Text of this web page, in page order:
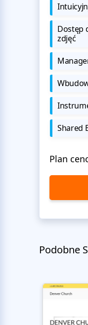
Dostęp
zdjęć
Shared
Plan
Podobne